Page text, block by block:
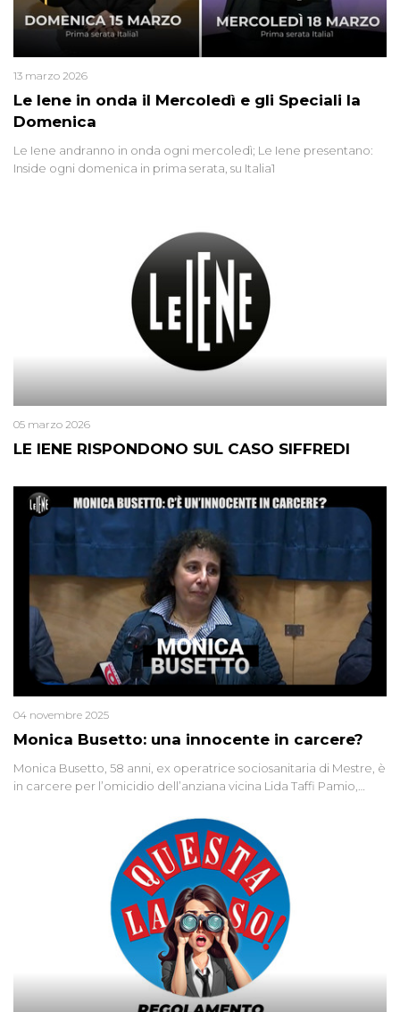
Le Iene in onda il Mercoledì e gli Speciali la
Domenica
13 marzo 2026
Le Iene andranno in onda ogni mercoledì; Le Iene presentano:
Inside ogni domenica in prima serata, su Italia1
LE IENE RISPONDONO SUL CASO SIFFREDI
05 marzo 2026
Monica Busetto: una innocente in carcere?
04 novembre 2025
Monica Busetto, 58 anni, ex operatrice sociosanitaria di Mestre, è
in carcere per l’omicidio dell’anziana vicina Lida Taffi Pamio,
minuscola su una collanina, Monica si proclama innocente. Nel
2015 un’altra donna confessa lo stesso delitto, poi ritratta. Due
colpevoli per un solo omicidio: errore giudiziario o giustizia